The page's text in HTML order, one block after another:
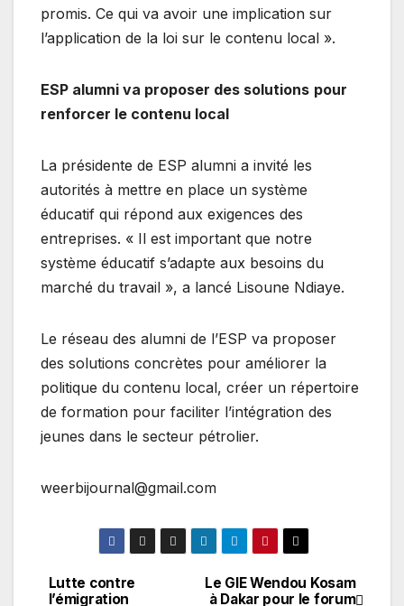
promis. Ce qui va avoir une implication sur
l’application de la loi sur le contenu local ».
ESP alumni va proposer des solutions pour
renforcer le contenu local
La présidente de ESP alumni a invité les
autorités à mettre en place un système
éducatif qui répond aux exigences des
entreprises. « Il est important que notre
système éducatif s’adapte aux besoins du
marché du travail », a lancé Lisoune Ndiaye.
Le réseau des alumni de l’ESP va proposer
des solutions concrètes pour améliorer la
politique du contenu local, créer un répertoire
de formation pour faciliter l’intégration des
jeunes dans le secteur pétrolier.
weerbijournal@gmail.com
Navigation
Le GIE Wendou Kosam
à Dakar pour le forum
Lutte contre
l’émigration